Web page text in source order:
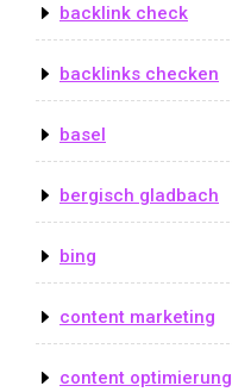
backlink check
backlinks checken
basel
bergisch gladbach
bing
content marketing
content optimierung